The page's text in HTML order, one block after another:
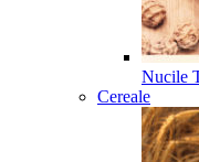
Nucile
Cereale